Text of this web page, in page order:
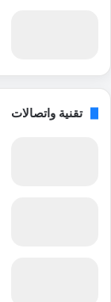
تقنية واتصالات